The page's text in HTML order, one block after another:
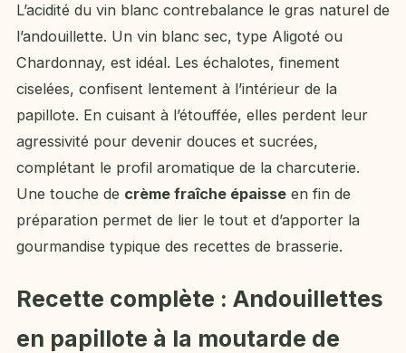
L’acidité du vin blanc contrebalance le gras naturel de
l’andouillette. Un vin blanc sec, type Aligoté ou
Chardonnay, est idéal. Les échalotes, finement
ciselées, confisent lentement à l’intérieur de la
papillote. En cuisant à l’étouffée, elles perdent leur
agressivité pour devenir douces et sucrées,
complétant le profil aromatique de la charcuterie.
Une touche de crème fraîche épaisse en fin de
préparation permet de lier le tout et d’apporter la
gourmandise typique des recettes de brasserie.
Recette complète : Andouillettes
en papillote à la moutarde de